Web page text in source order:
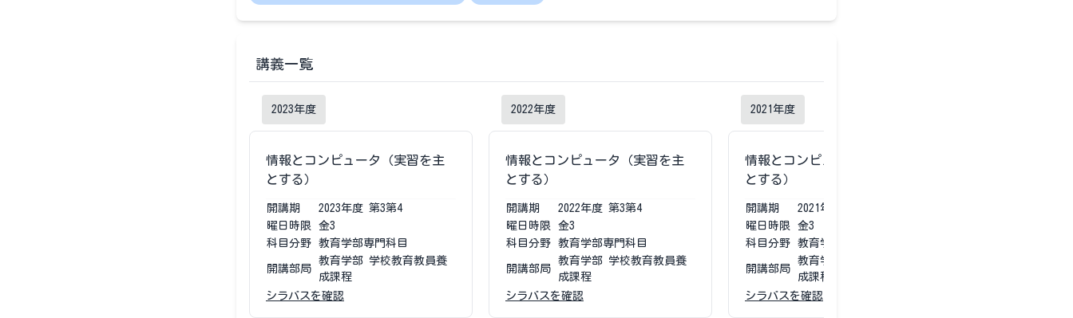
講義一覧
2023年度
情報とコンピュータ（実習を主
とする）
開講期 2023年度 第3第4
曜日時限
金3
科目分野
教育学部専門科目
開講部局
教育学部 学校教育教員養
成課程
シラバスを確認
2022年度
情報とコンピュータ（実習を主
とする）
開講期 2022年度 第3第4
曜日時限
金3
科目分野
教育学部専門科目
開講部局
教育学部 学校教育教員養
成課程
シラバスを確認
2021 年度
情報とコンピュータ（実習を主
とする）
開講期 2021 年度
曜日時限
金3
科目分野
教育学部専門科目
開講部局
教育学部 学校教育教員養
成課程
シラバスを確認